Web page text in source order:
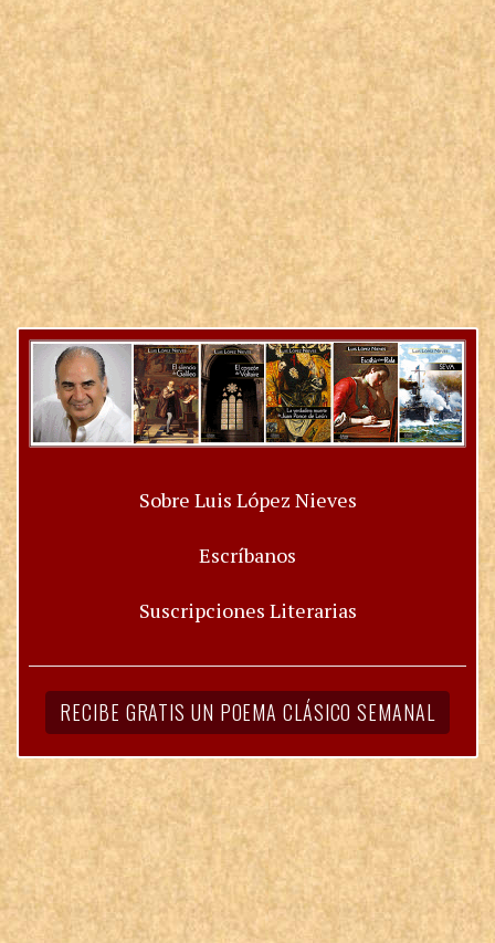
Sobre Luis López Nieves
Escríbanos
Suscripciones Literarias
RECIBE GRATIS UN POEMA CLÁSICO SEMANAL